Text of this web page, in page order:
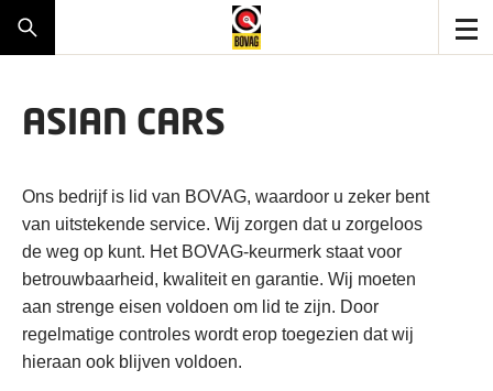
ASIAN CARS
Ons bedrijf is lid van BOVAG, waardoor u zeker bent
van uitstekende service. Wij zorgen dat u zorgeloos
de weg op kunt. Het BOVAG-keurmerk staat voor
betrouwbaarheid, kwaliteit en garantie. Wij moeten
aan strenge eisen voldoen om lid te zijn. Door
regelmatige controles wordt erop toegezien dat wij
hieraan ook blijven voldoen.